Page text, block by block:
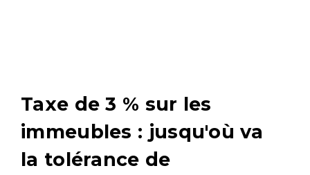
Taxe de 3 % sur les
immeubles : jusqu'où va
la tolérance de